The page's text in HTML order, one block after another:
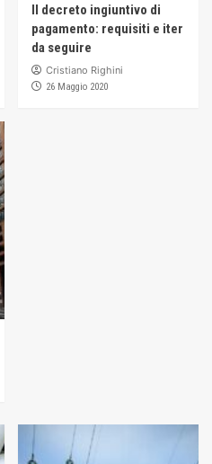
Societaria delle
Il decreto ingiuntivo di
pagamento: requisiti e iter
da seguire
Cristiano Righini
26 Maggio 2020